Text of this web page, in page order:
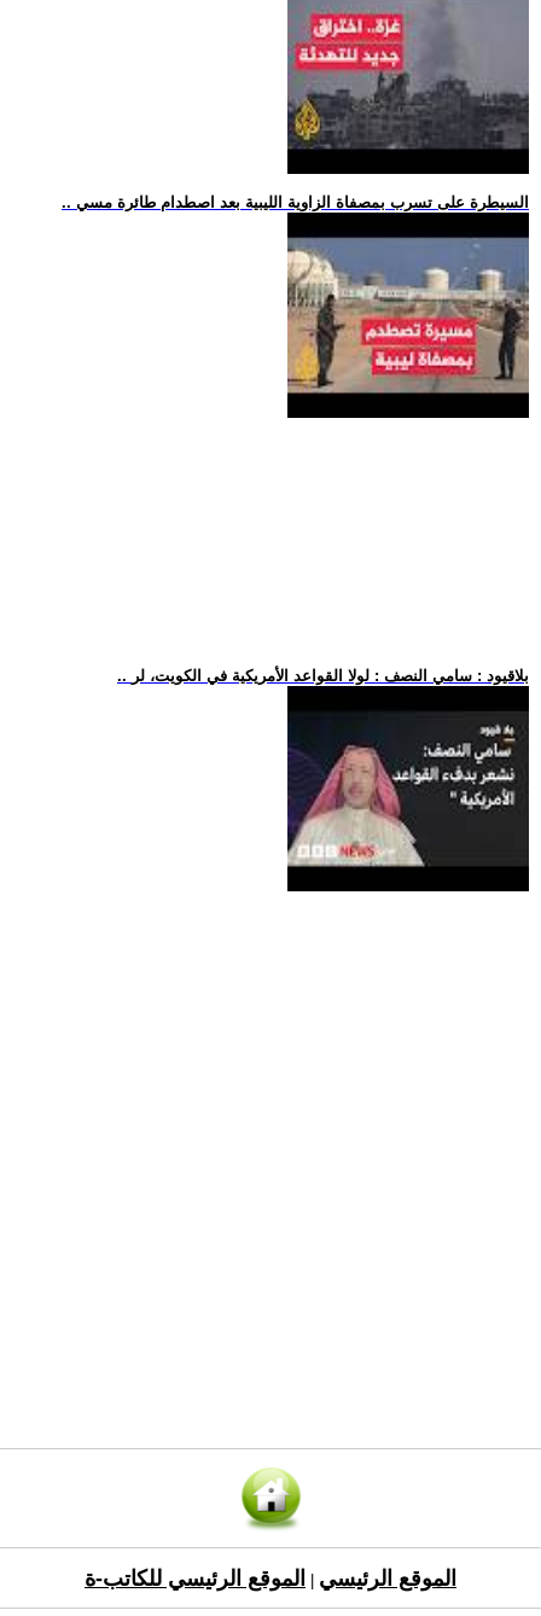
.. السيطرة على تسرب بمصفاة الزاوية الليبية بعد اصطدام طائرة مسي
.. بلاقيود : سامي النصف : لولا القواعد الأمريكية في الكويت، لر
الموقع الرئيسي الموقع الرئيسي للكاتب-ة